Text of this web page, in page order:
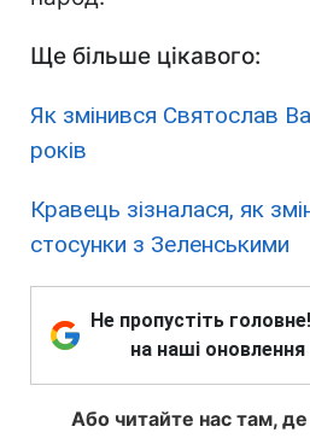
Ще більше цікавого:
Як змінився Святослав
років
Кравець зізналася, як
стосунки з Зеленськими
Не пропустіть
на наші
Або читайте нас там,